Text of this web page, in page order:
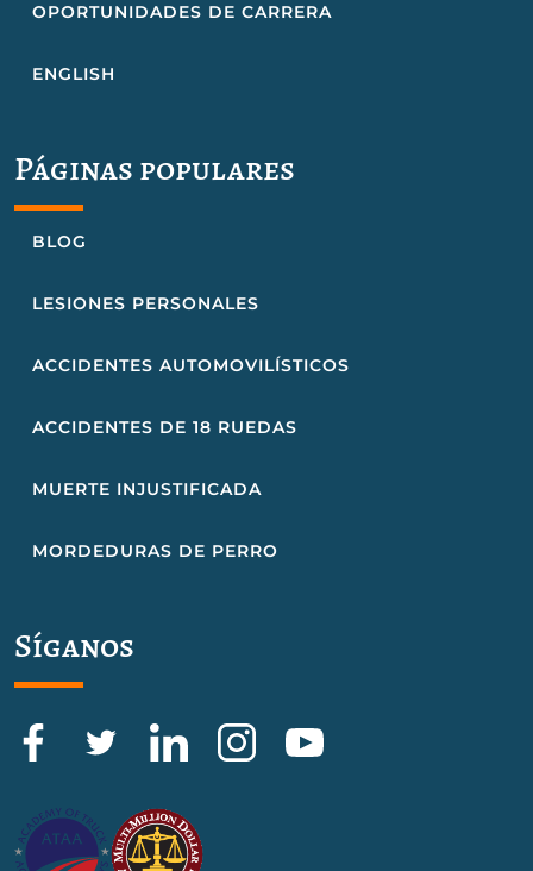
OPORTUNIDADES DE CARRERA
ENGLISH
Páginas populares
BLOG
LESIONES PERSONALES
ACCIDENTES AUTOMOVILÍSTICOS
ACCIDENTES DE 18 RUEDAS
MUERTE INJUSTIFICADA
MORDEDURAS DE PERRO
Síganos